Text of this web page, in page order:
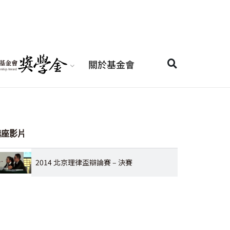
關於基金會
影片
2014 北京理律盃辯論賽 – 決賽